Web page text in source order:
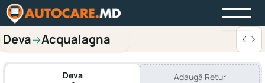
Deva→Acqualagna
Deva Adaugă Retur